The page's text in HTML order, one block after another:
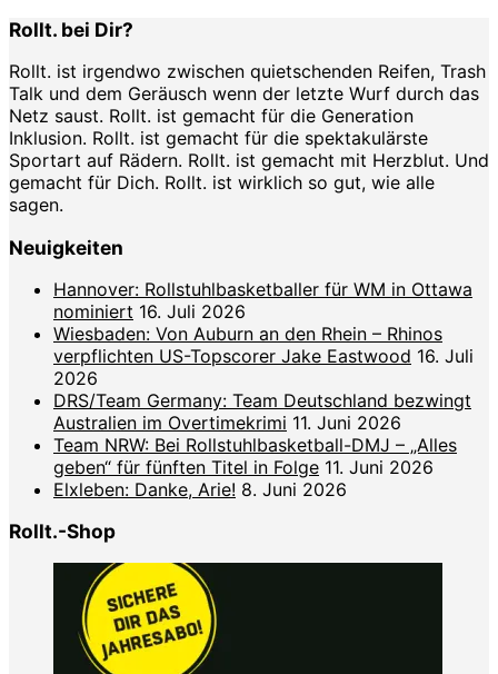
Rollt. bei Dir?
Rollt. ist irgendwo zwischen quietschenden Reifen, Trash
Talk und dem Geräusch wenn der letzte Wurf durch das
Netz saust. Rollt. ist gemacht für die Generation
Inklusion. Rollt. ist gemacht für die spektakulärste
Sportart auf Rädern. Rollt. ist gemacht mit Herzblut. Und
gemacht für Dich. Rollt. ist wirklich so gut, wie alle
sagen.
Neuigkeiten
Hannover: Rollstuhlbasketballer für WM in Ottawa
nominiert 16. Juli 2026
Wiesbaden: Von Auburn an den Rhein – Rhinos
verpflichten US-Topscorer Jake Eastwood 16. Juli
2026
DRS/Team Germany: Team Deutschland bezwingt
Australien im Overtimekrimi 11. Juni 2026
Team NRW: Bei Rollstuhlbasketball-DMJ – „Alles
geben“ für fünften Titel in Folge 11. Juni 2026
Elxleben: Danke, Arie! 8. Juni 2026
Rollt.-Shop